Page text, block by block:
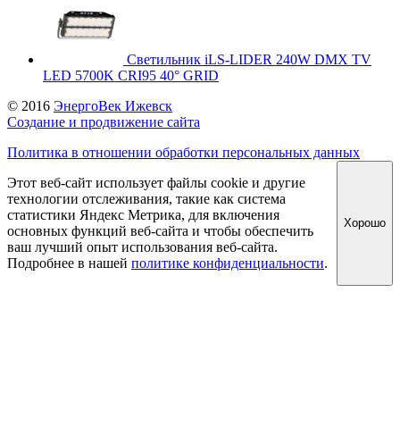
Светильник iLS-LIDER 240W DMX TV
LED 5700K CRI95 40° GRID
© 2016 ЭнергоВек Ижевск
Создание и продвижение сайта
Политика в отношении обработки персональных данных
Этот веб-сайт использует файлы cookie и другие
технологии отслеживания, такие как система
статистики Яндекс Метрика, для включения
основных функций веб-сайта и чтобы обеспечить
ваш лучший опыт использования веб-сайта.
Подробнее в нашей политике конфиденциальности.
Хорошо